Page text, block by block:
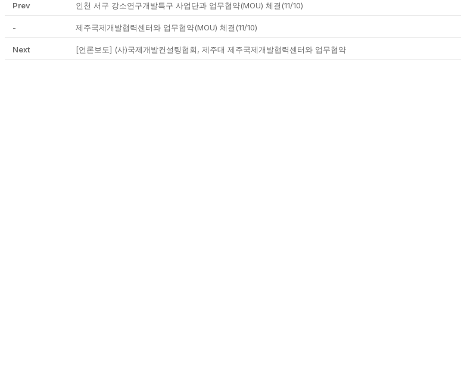
Prev 인천 서구 강소연구개발특구 사업단과 업무협약(MOU) 체결(11/10)
- 제주국제개발협력센터와 업무협약(MOU) 체결(11/10)
Next [언론보도] (사)국제개발컨설팅협회, 제주대 제주국제개발협력센터와 업무협약